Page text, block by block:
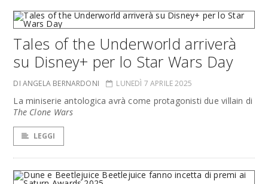
Tales of the Underworld arriverà
su Disney+ per lo Star Wars Day
DI ANGELA BERNARDONI LUNEDÌ 7 APRILE 2025
La miniserie antologica avrà come protagonisti due villain di
The Clone Wars
LEGGI